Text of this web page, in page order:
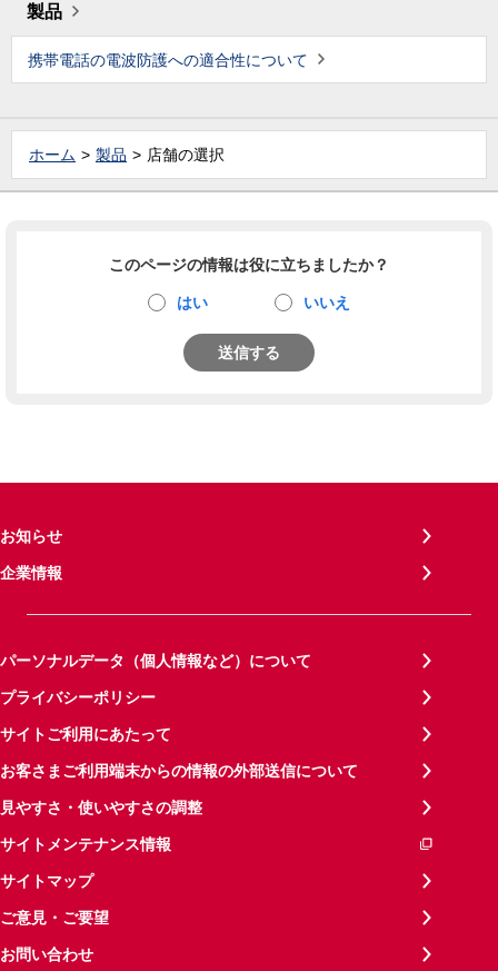
製品
携帯電話の電波防護への適合性について
ホーム 製品 店舗の選択
このページの情報は役に立ちましたか？
はい いいえ
送信する
お知らせ
企業情報
パーソナルデータ（個人情報など）について
プライバシーポリシー
サイトご利用にあたって
お客さまご利用端末からの情報の外部送信について
見やすさ・使いやすさの調整
サイトメンテナンス情報
サイトマップ
ご意見・ご要望
お問い合わせ